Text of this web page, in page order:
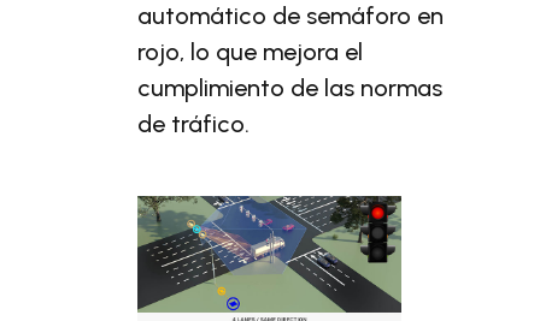
automático de semáforo en
rojo, lo que mejora el
cumplimiento de las normas
de tráfico.